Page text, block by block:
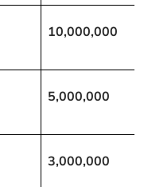
10,000,000
5,000,000
3,000,000